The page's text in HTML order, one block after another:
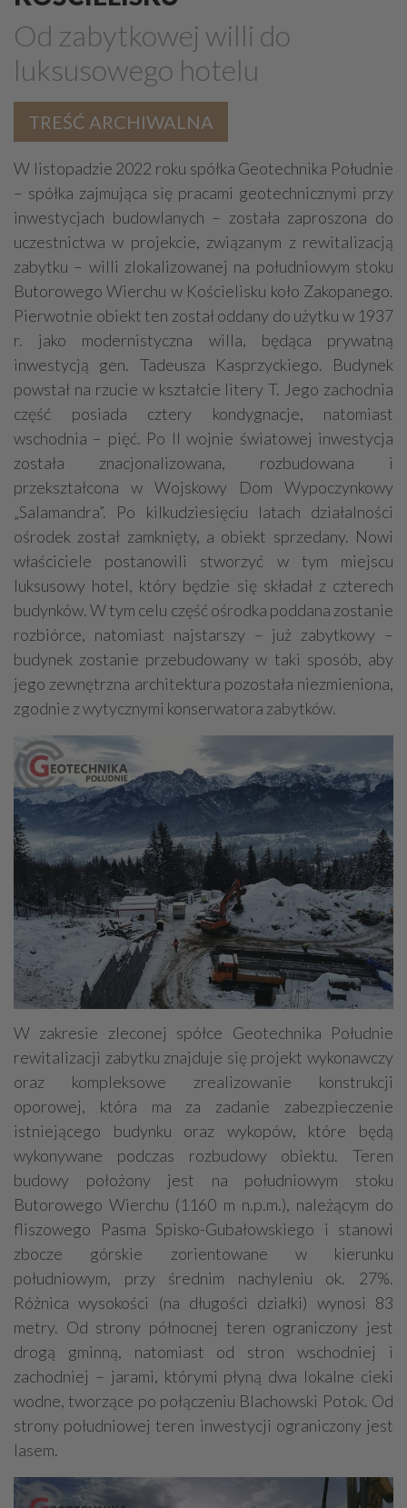
Architektoniczne, projektowe biura
Deweloperzy
Metaloplastyka, kowalstwo artystyczne
Garaże - budowa, sprzedaż
Domy ekologiczne
Uzdatnianie wody
Prace ziemne, fundamenty, wykopy
Ogrody zimowe
Obiekty rolnicze
Studnie
Finanse
Elewacje, docieplenia
Stalowe konstrukcje
Remonty, renowacje
Osuszanie
Obiekty sportowe
Sauny, SPA
Ekspertyzy budowlane / ochrona środowiska
Drogi - budowa, sprzęt, usługi
Brukarstwo
Tartaki
Stolarskie usługi
Ślusarstwo, metale - obróbka
Wykonanie pod klucz
Rozbiórki, wyburzenia
Inżynieria budowlana
Nadzór budowlany
Kamieniarstwo
Adwokaci
Prace wysokościowe
Odśnieżanie
Geodezja - usługi, sprzęt Dekarstwo
Od zabytkowej willi do
luksusowego hotelu
TREŚĆ ARCHIWALNA
W listopadzie 2022 roku spółka Geotechnika Południe
– spółka zajmująca się pracami geotechnicznymi przy
inwestycjach budowlanych – została zaproszona do
uczestnictwa w projekcie, związanym z rewitalizacją
zabytku – willi zlokalizowanej na południowym stoku
Butorowego Wierchu w Kościelisku koło Zakopanego.
Pierwotnie obiekt ten został oddany do użytku w 1937
r. jako modernistyczna willa, będąca prywatną
inwestycją gen. Tadeusza Kasprzyckiego. Budynek
powstał na rzucie w kształcie litery T. Jego zachodnia
część posiada cztery kondygnacje, natomiast
wschodnia – pięć. Po II wojnie światowej inwestycja
została znacjonalizowana, rozbudowana i
przekształcona w Wojskowy Dom Wypoczynkowy
„Salamandra”. Po kilkudziesięciu latach działalności
ośrodek został zamknięty, a obiekt sprzedany. Nowi
właściciele postanowili stworzyć w tym miejscu
luksusowy hotel, który będzie się składał z czterech
budynków. W tym celu część ośrodka poddana zostanie
rozbiórce, natomiast najstarszy – już zabytkowy –
budynek zostanie przebudowany w taki sposób, aby
jego zewnętrzna architektura pozostała niezmieniona,
zgodnie z wytycznymi konserwatora zabytków.
W zakresie zleconej spółce Geotechnika Południe
rewitalizacji zabytku znajduje się projekt wykonawczy
oraz kompleksowe zrealizowanie konstrukcji
oporowej, która ma za zadanie zabezpieczenie
istniejącego budynku oraz wykopów, które będą
wykonywane podczas rozbudowy obiektu. Teren
budowy położony jest na południowym stoku
Butorowego Wierchu (1160 m n.p.m.), należącym do
fliszowego Pasma Spisko-Gubałowskiego i stanowi
zbocze górskie zorientowane w kierunku
południowym, przy średnim nachyleniu ok. 27%.
Różnica wysokości (na długości działki) wynosi 83
metry. Od strony północnej teren ograniczony jest
drogą gminną, natomiast od stron wschodniej i
zachodniej – jarami, którymi płyną dwa lokalne cieki
wodne, tworzące po połączeniu Blachowski Potok. Od
strony południowej teren inwestycji ograniczony jest
lasem.